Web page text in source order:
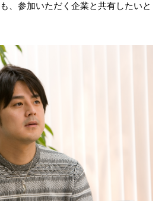
、参加いただく企業と共有したいと